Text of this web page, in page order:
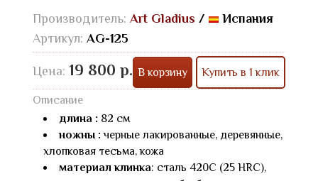
Производитель: Art Gladius /
Испания
Артикул: AG-125
Цена: 19 800 р. В корзину Купить в 1 клик
Описание
длина : 82 см
ножны :черные лакированные, деревянные,
хлопковая тесьма, кожа
материал клинка: сталь 420С (25 HRC),